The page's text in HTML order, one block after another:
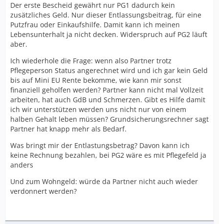
Der erste Bescheid gewährt nur PG1 dadurch kein
zusätzliches Geld. Nur dieser Entlassungsbeitrag, für eine
Putzfrau oder Einkaufshilfe. Damit kann ich meinen
Lebensunterhalt ja nicht decken. Widerspruch auf PG2 läuft
aber.
Ich wiederhole die Frage: wenn also Partner trotz
Pflegeperson Status angerechnet wird und ich gar kein Geld
bis auf Mini EU Rente bekomme, wie kann mir sonst
finanziell geholfen werden? Partner kann nicht mal Vollzeit
arbeiten, hat auch GdB und Schmerzen. Gibt es Hilfe damit
ich wir unterstützen werden uns nicht nur von einem
halben Gehalt leben müssen? Grundsicherungsrechner sagt
Partner hat knapp mehr als Bedarf.
Was bringt mir der Entlastungsbetrag? Davon kann ich
keine Rechnung bezahlen, bei PG2 wäre es mit Pflegefeld ja
anders
Und zum Wohngeld: würde da Partner nicht auch wieder
verdonnert werden?